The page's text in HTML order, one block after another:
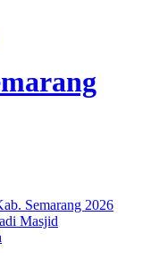
Semarang 2026
Masjid